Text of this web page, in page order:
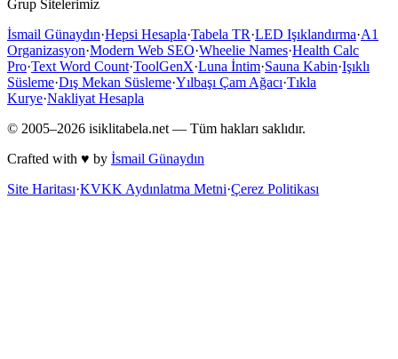
Grup Sitelerimiz
İsmail Günaydın·Hepsi Hesapla·Tabela TR·LED Işıklandırma·A1
Organizasyon·Modern Web SEO·Wheelie Names·Health Calc
Pro·Text Word Count·ToolGenX·Luna İntim·Sauna Kabin·Işıklı
Süsleme·Dış Mekan Süsleme·Yılbaşı Çam Ağacı·Tıkla
Kurye·Nakliyat Hesapla
© 2005–2026 isiklitabela.net — Tüm hakları saklıdır.
Crafted with ♥ by İsmail Günaydın
Site Haritası·KVKK Aydınlatma Metni·Çerez Politikası